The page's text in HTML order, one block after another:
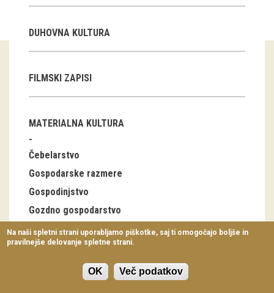
E-razstave
Virtualni sprehodi
Napovednik
dogodki
Koledar dogodkov
Prireditve
Predavanja
Delavnice
Vodeni ogledi
DUHOVNA KULTURA
FILMSKI ZAPISI
MATERIALNA KULTURA
Čebelarstvo
Gospodarske razmere
Gospodinjstvo
Gozdno gospodarstvo
Industrija
Lov, ribolov
Nabiralništvo
Notranja oprema stanovanjskih stavb, bivalna
Na naši spletni strani uporabljamo piškotke, saj ti omogočajo boljše in
pravilnejše delovanje spletne strani.
OK Več podatkov